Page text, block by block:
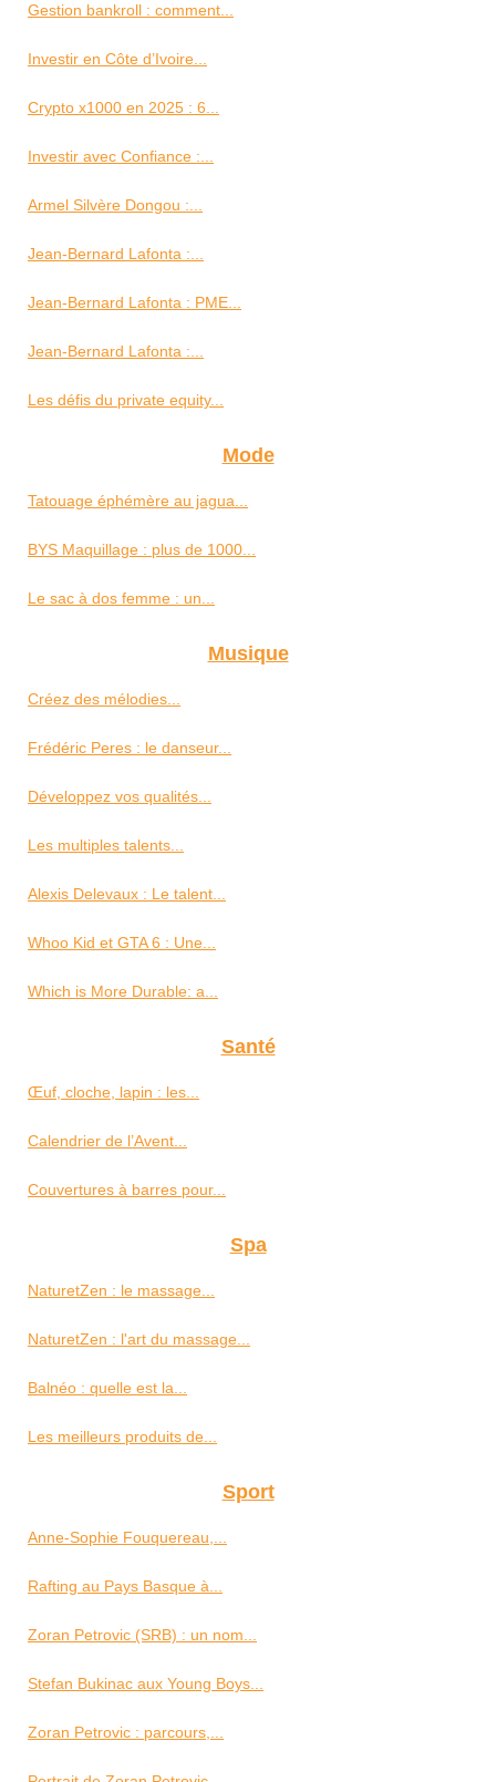
Gestion bankroll : comment...
Investir en Côte d’Ivoire...
Crypto x1000 en 2025 : 6...
Investir avec Confiance :...
Armel Silvère Dongou :...
Jean-Bernard Lafonta :...
Jean-Bernard Lafonta : PME...
Jean-Bernard Lafonta :...
Les défis du private equity...
Mode
Tatouage éphémère au jagua...
BYS Maquillage : plus de 1000...
Le sac à dos femme : un...
Musique
Créez des mélodies...
Frédéric Peres : le danseur...
Développez vos qualités...
Les multiples talents...
Alexis Delevaux : Le talent...
Whoo Kid et GTA 6 : Une...
Which is More Durable: a...
Santé
Œuf, cloche, lapin : les...
Calendrier de l’Avent...
Couvertures à barres pour...
Spa
NaturetZen : le massage...
NaturetZen : l'art du massage...
Balnéo : quelle est la...
Les meilleurs produits de...
Sport
Anne-Sophie Fouquereau,...
Rafting au Pays Basque à...
Zoran Petrovic (SRB) : un nom...
Stefan Bukinac aux Young Boys...
Zoran Petrovic : parcours,...